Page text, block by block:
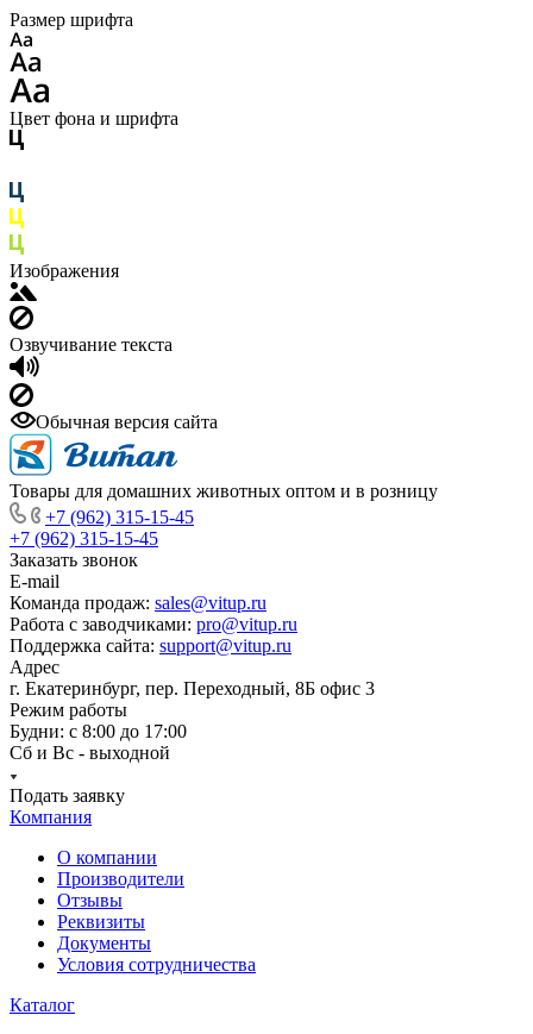
Размер шрифта
Цвет фона и шрифта
Изображения
Озвучивание текста
Обычная версия сайта
Товары для домашних животных оптом и в розницу
+7 (962) 315-15-45
+7 (962) 315-15-45
Заказать звонок
E-mail
Команда продаж: sales@vitup.ru
Работа с заводчиками: pro@vitup.ru
Поддержка сайта: support@vitup.ru
Адрес
г. Екатеринбург, пер. Переходный, 8Б офис 3
Режим работы
Будни: с 8:00 до 17:00
Сб и Вс - выходной
Подать заявку
Компания
О компании
Производители
Отзывы
Реквизиты
Документы
Условия сотрудничества
Каталог